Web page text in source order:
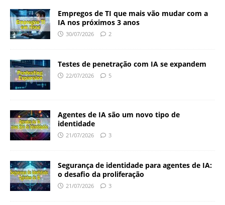
Empregos de TI que mais vão mudar com a
IA nos próximos 3 anos
30/07/2026 2
Testes de penetração com IA se expandem
22/07/2026 5
Agentes de IA são um novo tipo de
identidade
21/07/2026 3
Segurança de identidade para agentes de IA:
o desafio da proliferação
21/07/2026 3